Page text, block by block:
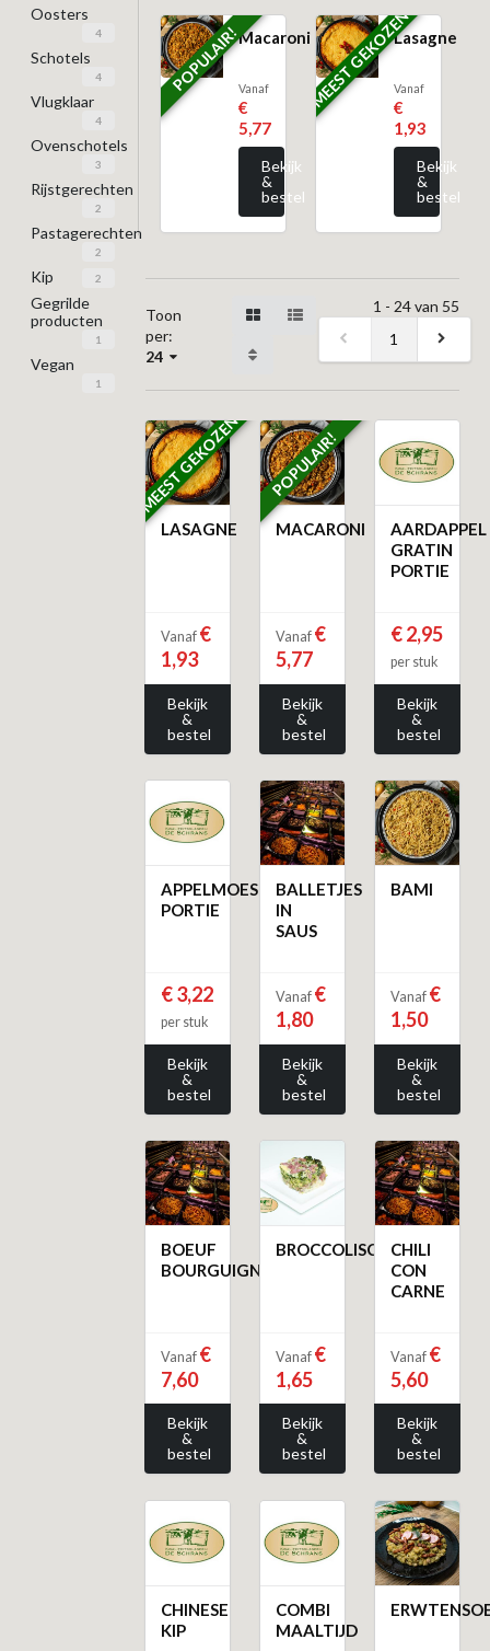
Oosters
4
Schotels
4
Vlugklaar
4
Ovenschotels
3
Rijstgerechten
2
Pastagerechten
2
Kip 2
Gegrilde
producten
1
Vegan
1
POPULAIR!Macaroni
Vanaf
€
5,77
Bekijk
&
bestel
MEEST GEKOZENLasagne
Vanaf
€
1,93
Bekijk
&
bestel
Toon
per:
24
1 - 24 van 55
1
MEEST GEKOZEN
LASAGNE
Vanaf €
1,93
Bekijk
&
bestel
POPULAIR!
MACARONI
Vanaf €
5,77
Bekijk
&
bestel
AARDAPPEL
GRATIN
PORTIE
€ 2,95
per stuk
Bekijk
&
bestel
APPELMOES
PORTIE
€ 3,22
per stuk
Bekijk
&
bestel
BALLETJES
IN
SAUS
Vanaf €
1,80
Bekijk
&
bestel
BAMI
Vanaf €
1,50
Bekijk
&
bestel
BOEUF
BOURGUIGNONE
Vanaf €
7,60
Bekijk
&
bestel
BROCCOLISCHOTEL
Vanaf €
1,65
Bekijk
&
bestel
CHILI
CON
CARNE
Vanaf €
5,60
Bekijk
&
bestel
CHINESE
KIP
COMBI
MAALTIJD